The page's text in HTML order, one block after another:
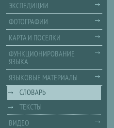
ЭКСПЕДИЦИИ
ФОТОГРАФИИ
КАРТА И ПОСЕЛКИ
ФУНКЦИОНИРОВАНИЕ
ЯЗЫКА
ЯЗЫКОВЫЕ МАТЕРИАЛЫ
СЛОВАРЬ
ТЕКСТЫ
ВИДЕО